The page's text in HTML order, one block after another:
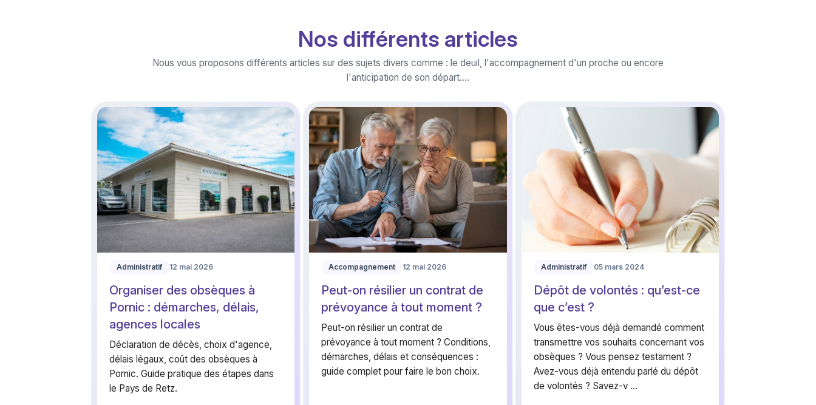
Nos différents articles
Nous vous proposons différents articles sur des sujets divers comme : le deuil, l'accompagnement d'un proche ou encore
l'anticipation de son départ....
Administratif 12 mai 2026
Organiser des obsèques à
Pornic : démarches, délais,
agences locales
Déclaration de décès, choix d'agence,
délais légaux, coût des obsèques à
Pornic. Guide pratique des étapes dans
le Pays de Retz.
Accompagnement 12 mai 2026
Peut-on résilier un contrat de
prévoyance à tout moment ?
Peut-on résilier un contrat de
prévoyance à tout moment ? Conditions,
démarches, délais et conséquences :
guide complet pour faire le bon choix.
Administratif 05 mars 2024
Dépôt de volontés : qu’est-ce
que c’est ?
Vous êtes-vous déjà demandé comment
transmettre vos souhaits concernant vos
obsèques ? Vous pensez testament ?
Avez-vous déjà entendu parlé du dépôt
de volontés ? Savez-v ...